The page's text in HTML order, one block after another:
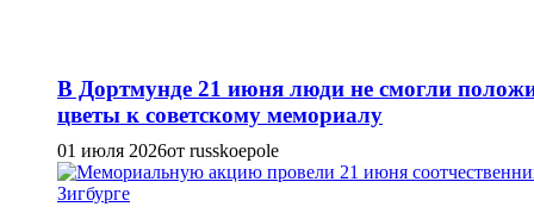
В Дортмунде 21 июня люди не смогли
цветы к советскому мемориалу
01 июля 2026от russkoepole